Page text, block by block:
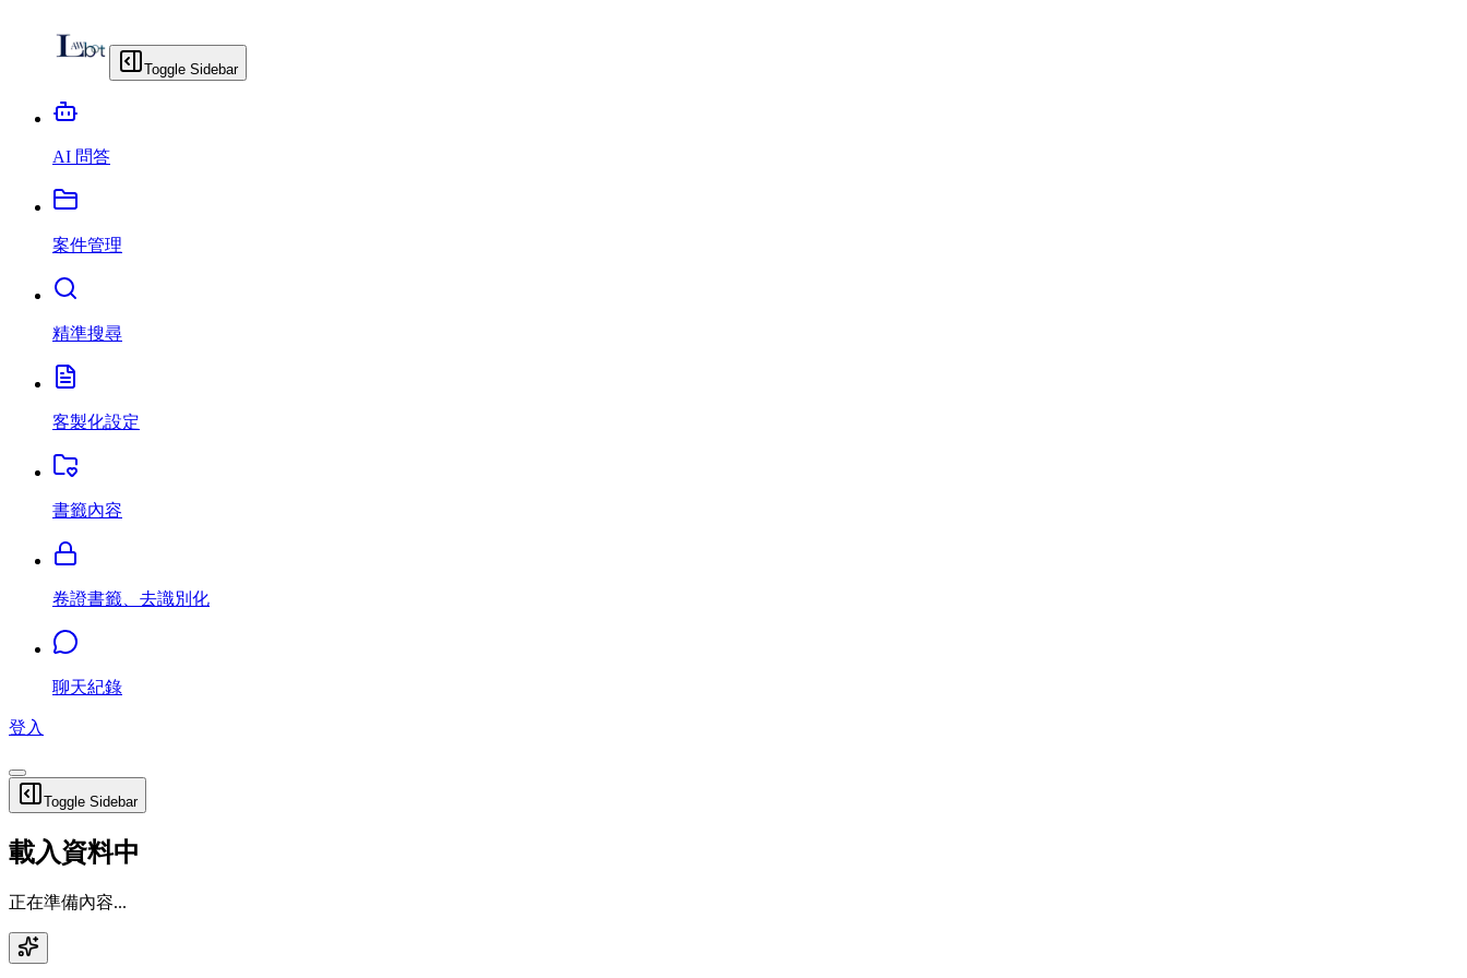
Toggle Sidebar
AI 問答
案件管理
精準搜尋
客製化設定
書籤內容
卷證書籤、去識別化
聊天紀錄
登入
Toggle Sidebar
載入資料中
正在準備內容...